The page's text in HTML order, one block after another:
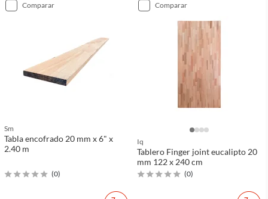
comparar
Sm
Tabla encofrado 20 mm x 6" x
2.40 m
(0)
comparar
Iq
Tablero Finger joint eucalipto 20
mm 122 x 240 cm
(0)